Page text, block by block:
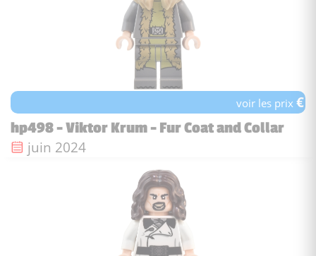
voir les prix€
hp498 - Viktor Krum - Fur Coat and Collar
Date de sortie :
juin 2024